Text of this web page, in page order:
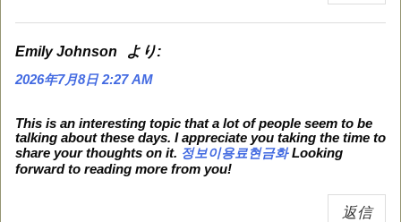
Emily Johnson より:
2026年7月8日 2:27 AM
This is an interesting topic that a lot of people seem to be
talking about these days. I appreciate you taking the time to
share your thoughts on it. 정보이용료현금화Looking
forward to reading more from you!
返信